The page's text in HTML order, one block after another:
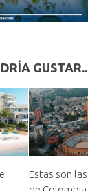
Estas son